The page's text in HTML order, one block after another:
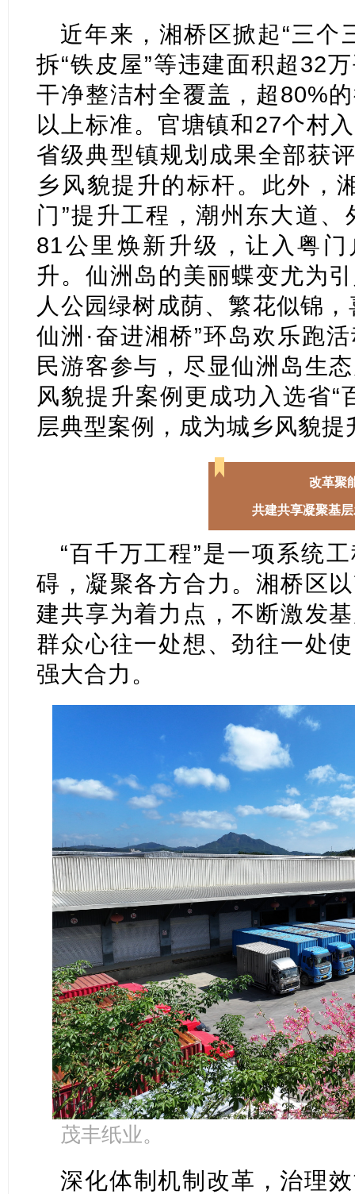
近年来，湘桥区掀起“三个
拆“铁皮屋”等违建面积超32
干净整洁村全覆盖，超80%
以上标准。官塘镇和27个村
省级典型镇规划成果全部获
乡风貌提升的标杆。此外，
门”提升工程，潮州东大道
81公里焕新升级，让入粤门
升。仙洲岛的美丽蝶变尤为
人公园绿树成荫、繁花似锦
仙洲·奋进湘桥”环岛欢乐跑
民游客参与，尽显仙洲岛生
风貌提升案例更成功入选省“
层典型案例，成为城乡风貌提
改革聚
共建共享凝聚基
“百千万工程”是一项系统
碍，凝聚各方合力。湘桥区
建共享为着力点，不断激发
群众心往一处想、劲往一处
强大合力。
茂丰纸业。
深化体制机制改革，治理